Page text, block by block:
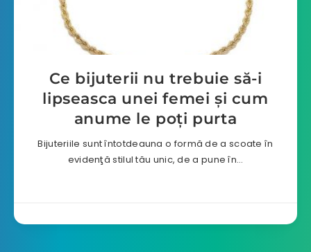
Ce bijuterii nu trebuie să-i
lipseasca unei femei şi cum
anume le poţi purta
Bijuteriile sunt întotdeauna o formă de a scoate în
evidenţă stilul tău unic, de a pune în…